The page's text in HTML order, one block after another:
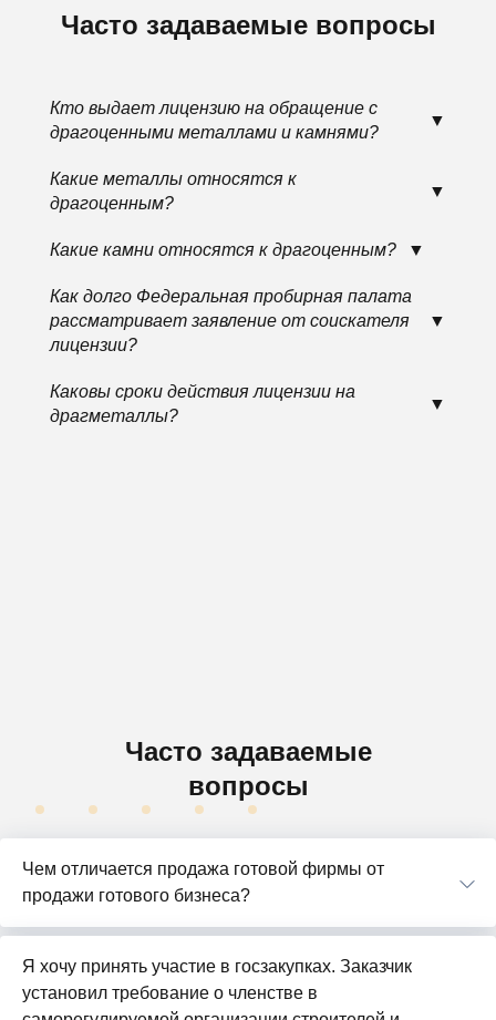
Часто задаваемые вопросы
Кто выдает лицензию на обращение с
драгоценными металлами и камнями?
Какие металлы относятся к
драгоценным?
Какие камни относятся к драгоценным?
Как долго Федеральная пробирная палата
рассматривает заявление от соискателя
лицензии?
Каковы сроки действия лицензии на
драгметаллы?
Часто задаваемые
вопросы
Чем отличается продажа готовой фирмы от
продажи готового бизнеса?
Я хочу принять участие в госзакупках. Заказчик
установил требование о членстве в